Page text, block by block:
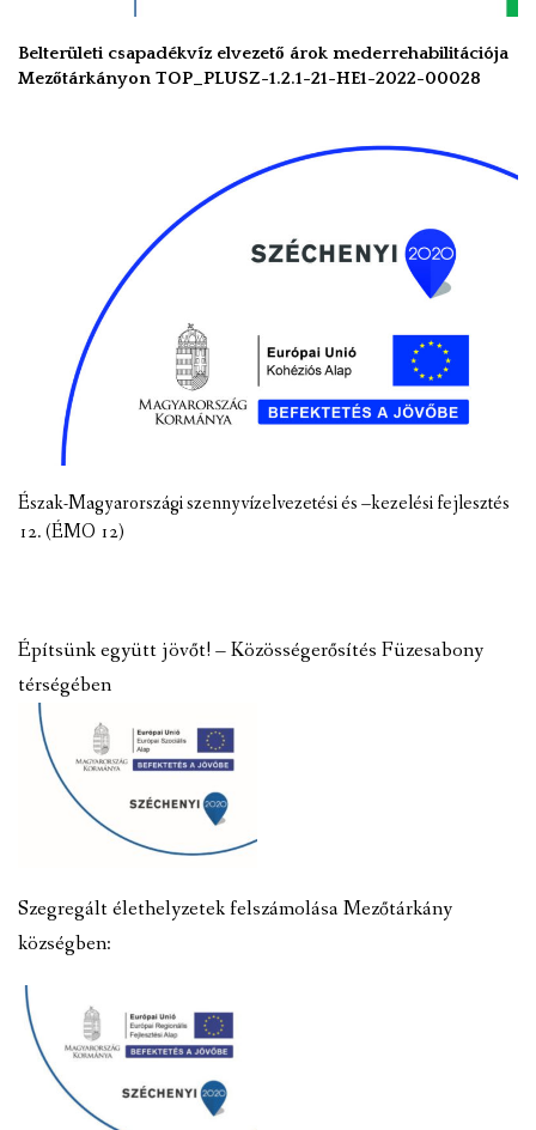
Belterületi csapadékvíz elvezető árok mederrehabilitációja
Mezőtárkányon TOP_PLUSZ-1.2.1-21-HE1-2022-00028
Észak-Magyarországi szennyvízelvezetési és –kezelési fejlesztés
12. (ÉMO 12)
Építsünk együtt jövőt! – Közösségerősítés Füzesabony
térségében
Szegregált élethelyzetek felszámolása Mezőtárkány
községben: